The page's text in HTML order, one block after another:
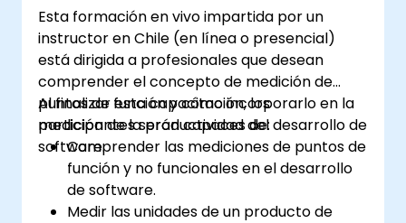
Esta formación en vivo impartida por un
instructor en Chile (en línea o presencial)
está dirigida a profesionales que desean
comprender el concepto de medición de
puntos de función y cómo incorporarlo en la
medición de la productividad del desarrollo de
software.
Al finalizar esta capacitación, los
participantes serán capaces de:
Comprender las mediciones de puntos de
función y no funcionales en el desarrollo
de software.
Medir las unidades de un producto de